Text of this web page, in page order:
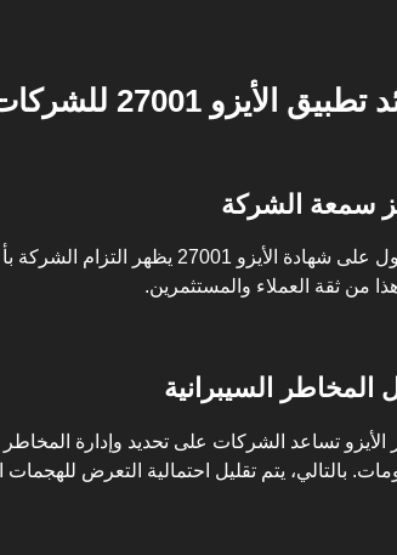
الأيزو 27001 للشركات الناشئة
سمعة الشركة
الحصول على شهادة الأيزو 27001
من ثقة العملاء والمستثمرين.
المخاطر السيبرانية
الأيزو تساعد الشركات على تحديد وإدارة المخاطر
بالتالي، يتم تقليل احتمالية التعرض للهجمات